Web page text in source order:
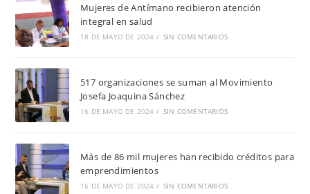
Mujeres de Antímano recibieron atención
integral en salud
18 DE MAYO DE 2024 / SIN COMENTARIOS
517 organizaciones se suman al Movimiento
Josefa Joaquina Sánchez
16 DE MAYO DE 2024 / SIN COMENTARIOS
Más de 86 mil mujeres han recibido créditos para
emprendimientos
16 DE MAYO DE 2024 / SIN COMENTARIOS